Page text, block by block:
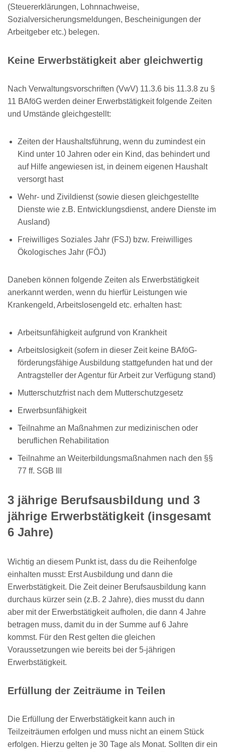
(Steuererklärungen, Lohnnachweise,
Sozialversicherungsmeldungen, Bescheinigungen der
Arbeitgeber etc.) belegen.
Keine Erwerbstätigkeit aber gleichwertig
Nach Verwaltungsvorschriften (VwV) 11.3.6 bis 11.3.8 zu §
11 BAföG werden deiner Erwerbstätigkeit folgende Zeiten
und Umstände gleichgestellt:
Zeiten der Haushaltsführung, wenn du zumindest ein
Kind unter 10 Jahren oder ein Kind, das behindert und
auf Hilfe angewiesen ist, in deinem eigenen Haushalt
versorgt hast
Wehr- und Zivildienst (sowie diesen gleichgestellte
Dienste wie z.B. Entwicklungsdienst, andere Dienste im
Ausland)
Freiwilliges Soziales Jahr (FSJ) bzw. Freiwilliges
Ökologisches Jahr (FÖJ)
Daneben können folgende Zeiten als Erwerbstätigkeit
anerkannt werden, wenn du hierfür Leistungen wie
Krankengeld, Arbeitslosengeld etc. erhalten hast:
Arbeitsunfähigkeit aufgrund von Krankheit
Arbeitslosigkeit (sofern in dieser Zeit keine BAföG-
förderungsfähige Ausbildung stattgefunden hat und der
Antragsteller der Agentur für Arbeit zur Verfügung stand)
Mutterschutzfrist nach dem Mutterschutzgesetz
Erwerbsunfähigkeit
Teilnahme an Maßnahmen zur medizinischen oder
beruflichen Rehabilitation
Teilnahme an Weiterbildungsmaßnahmen nach den §§
77 ff. SGB III
3 jährige Berufsausbildung und 3
jährige Erwerbstätigkeit (insgesamt
6 Jahre)
Wichtig an diesem Punkt ist, dass du die Reihenfolge
einhalten musst: Erst Ausbildung und dann die
Erwerbstätigkeit. Die Zeit deiner Berufsausbildung kann
durchaus kürzer sein (z.B. 2 Jahre), dies musst du dann
aber mit der Erwerbstätigkeit aufholen, die dann 4 Jahre
betragen muss, damit du in der Summe auf 6 Jahre
kommst. Für den Rest gelten die gleichen
Voraussetzungen wie bereits bei der 5-jährigen
Erwerbstätigkeit.
Erfüllung der Zeiträume in Teilen
Die Erfüllung der Erwerbstätigkeit kann auch in
Teilzeiträumen erfolgen und muss nicht an einem Stück
erfolgen. Hierzu gelten je 30 Tage als Monat. Sollten dir ein